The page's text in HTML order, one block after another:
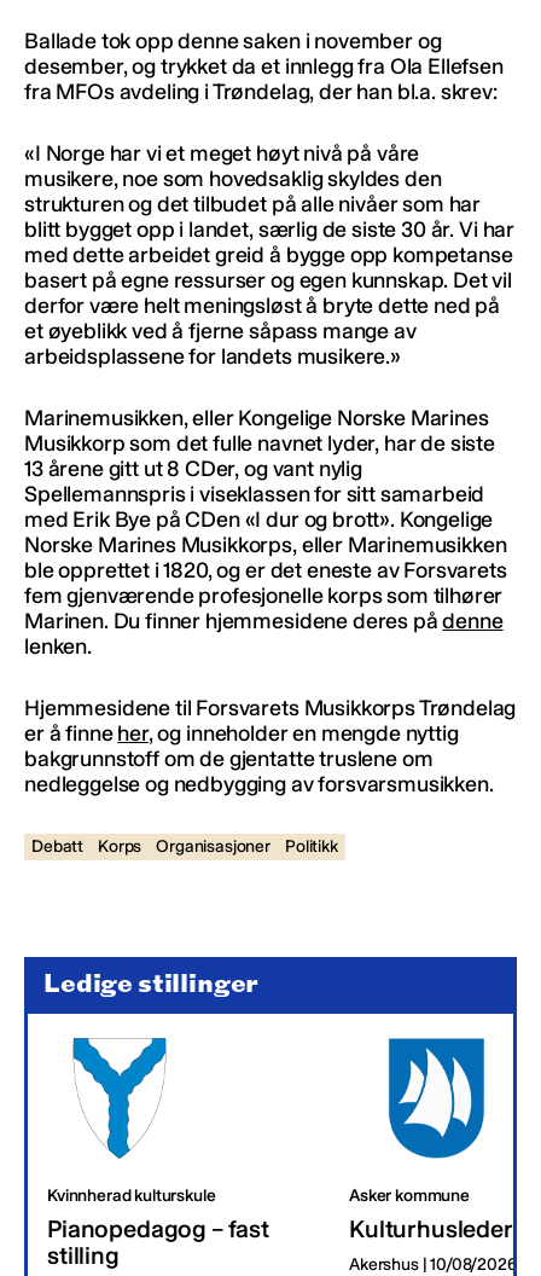
Ballade tok opp denne saken i november og
desember, og trykket da et innlegg fra Ola Ellefsen
fra MFOs avdeling i Trøndelag, der han bl.a. skrev:
«I Norge har vi et meget høyt nivå på våre
musikere, noe som hovedsaklig skyldes den
strukturen og det tilbudet på alle nivåer som har
blitt bygget opp i landet, særlig de siste 30 år. Vi har
med dette arbeidet greid å bygge opp kompetanse
basert på egne ressurser og egen kunnskap. Det vil
derfor være helt meningsløst å bryte dette ned på
et øyeblikk ved å fjerne såpass mange av
arbeidsplassene for landets musikere.»
Marinemusikken, eller Kongelige Norske Marines
Musikkorp som det fulle navnet lyder, har de siste
13 årene gitt ut 8 CDer, og vant nylig
Spellemannspris i viseklassen for sitt samarbeid
med Erik Bye på CDen «I dur og brott». Kongelige
Norske Marines Musikkorps, eller Marinemusikken
ble opprettet i 1820, og er det eneste av Forsvarets
fem gjenværende profesjonelle korps som tilhører
Marinen. Du finner hjemmesidene deres pådenne
lenken.
Hjemmesidene til Forsvarets Musikkorps Trøndelag
er å finneher, og inneholder en mengde nyttig
bakgrunnstoff om de gjentatte truslene om
nedleggelse og nedbygging av forsvarsmusikken.
Debatt Korps Organisasjoner Politikk
Ledige stillinger
Kvinnherad kulturskule
Pianopedagog – fast
stilling
Asker kommune
Kulturhusleder
Akershus | 10/08/2026